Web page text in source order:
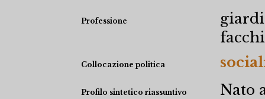
Professione
Collocazione politica
Profilo sintetico riassuntivo
Nato